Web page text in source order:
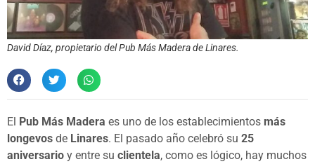
David Díaz, propietario del Pub Más Madera de Linares.
El Pub Más Madera es uno de los establecimientos más
longevos de Linares. El pasado año celebró su 25
aniversario y entre su clientela, como es lógico, hay muchos